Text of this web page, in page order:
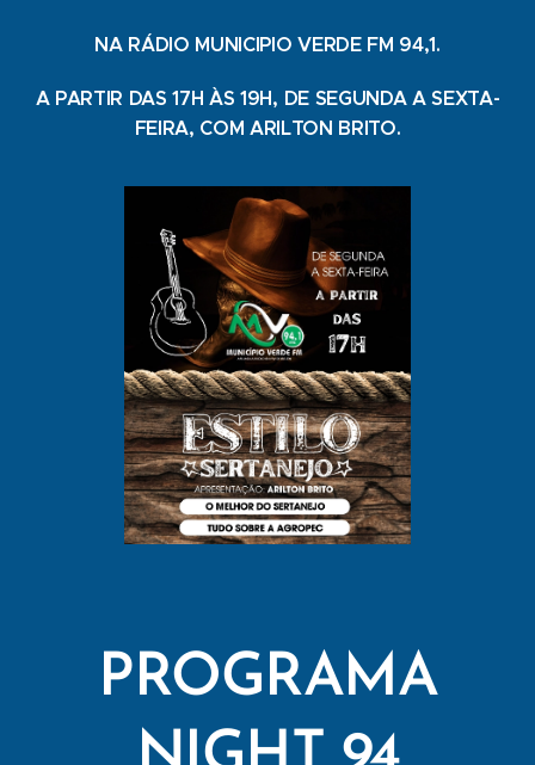
NA RÁDIO MUNICIPIO VERDE FM 94,1.
A PARTIR DAS 17H ÀS 19H, DE SEGUNDA A SEXTA-
FEIRA, COM ARILTON BRITO.
PROGRAMA